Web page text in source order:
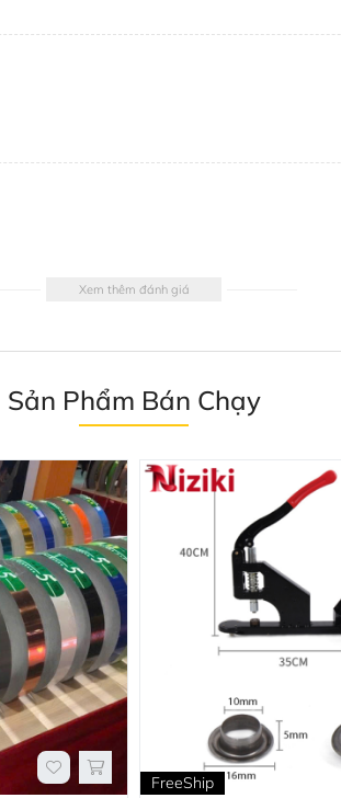
Xem thêm đánh giá
Sản Phẩm Bán Chạy
FreeShip